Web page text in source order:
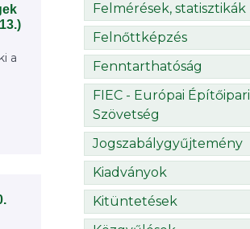
a
Felmérések, statisztikák
Felnőttképzés
Fenntarthatóság
FIEC - Európai Építőipari
Szövetség
Jogszabálygyűjtemény
Kiadványok
Kitüntetések